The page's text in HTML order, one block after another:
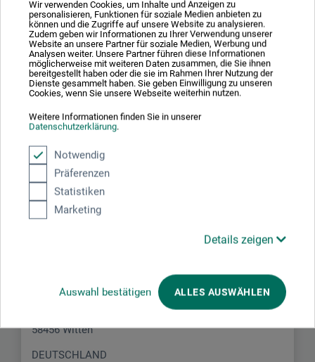
Wir verwenden Cookies, um Inhalte und Anzeigen zu
personalisieren, Funktionen für soziale Medien anbieten zu
können und die Zugriffe auf unsere Website zu analysieren.
Zudem geben wir Informationen zu Ihrer Verwendung unserer
Website an unsere Partner für soziale Medien, Werbung und
Analysen weiter. Unsere Partner führen diese Informationen
möglicherweise mit weiteren Daten zusammen, die Sie ihnen
bereitgestellt haben oder die sie im Rahmen Ihrer Nutzung der
Dienste gesammelt haben. Sie geben Einwilligung zu unseren
Cookies, wenn Sie unsere Webseite weiterhin nutzen.
Weitere Informationen finden Sie in unserer
Datenschutzerklärung.
Notwendig
Präferenzen
Statistiken
Marketing
Details zeigen
Auswahl bestätigen ALLES AUSWÄHLEN
Produkt: Silberstift - Rein-Silbermine 5cm
verifizierter Kauf
Wollte mich an das Silberstiftzeichnen heranwagen. Get mit
diesem Stift sehr gut. Suche jedoch immer noch eine
Grundierung für Holz und Papier, wer hat da Erfahrungen?
Hersteller-Kontakt
Hier finden Sie die Kontaktdaten des Herstellers zu
boesner GmbH holding + innovations
58456 Witten
DEUTSCHLAND